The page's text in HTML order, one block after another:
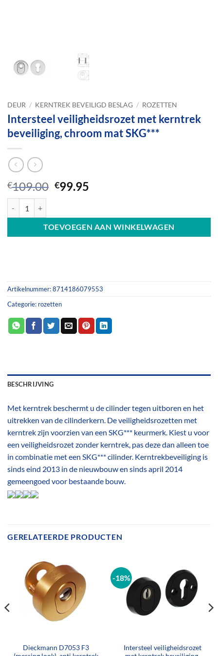
DEUR / KERNTREK BEVEILIGD BESLAG / ROZETTEN
Intersteel veiligheidsrozet met kerntrek
beveiliging, chroom mat SKG***
€109.00 Oorspronkelijke
€109.00.
€99.95
€99.95.
TOEVOEGEN AAN WINKELWAGEN
Artikelnummer:8714186079553
Categorie: rozetten
BESCHRIJVING
Met kerntrek beschermt u de cilinder tegen uitboren en het
uitrekken van de cilinderkern. De veiligheidsrozetten met
kerntrek zijn voorzien van een SKG*** keurmerk. Kiest u voor
een veiligheidsrozet zonder kerntrek, pas deze dan alleen toe
in combinatie met een SKG*** cilinder. Kerntrekbeveiliging is
sinds eind 2013 in de nieuwbouw en sinds april 2014
gemeengoed voor bestaande bouw.
GERELATEERDE PRODUCTEN
Dieckmann D7053 F3
-18%
Intersteel veiligheidsrozet